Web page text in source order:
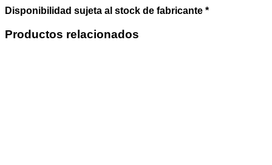
Disponibilidad sujeta al stock de fabricante *
Productos relacionados